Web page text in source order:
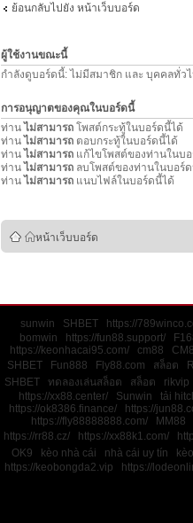
ย้อนกลับไปยัง หน้าเว็บบอร์ด
ผู้ใช้งานขณะนี้
กำลังดูบอร์ดนี้: ไม่มีสมาชิก และ บุคคลทั่ว
การอนุญาตของคุณในบอร์ดนี้
ท่าน ไม่สามารถโพสต์กระทู้ในบอร์ดนี้ได้
ท่าน ไม่สามารถตอบกระทู้ในบอร์ดนี้ได้
ท่าน ไม่สามารถแก้ไขโพสต์ของท่านในบอ
ท่าน ไม่สามารถลบโพสต์ของท่านในบอร์
ท่าน ไม่สามารถแนบไฟล์ในบอร์ดนี้ได้
หน้าเว็บบอร์ด
sunwin SHBET https://
bomwin
https://fun88.support/
https://keonhacai95.com/
cm88
SHBET
Fun888 Fly88.com สล็อต
SHBET
ทดลองเล่นสล็อต สล็อต rikvip
https://xx88.center/
Sunwin tải
https://ok8386.finance/
https://
https://fly88888888.com/
MM88
https://rr88.cz/
https://xx88k1.com/
OK9
kèo nhà cái nhà cái uy tín
https://keobongda2.vip
https://